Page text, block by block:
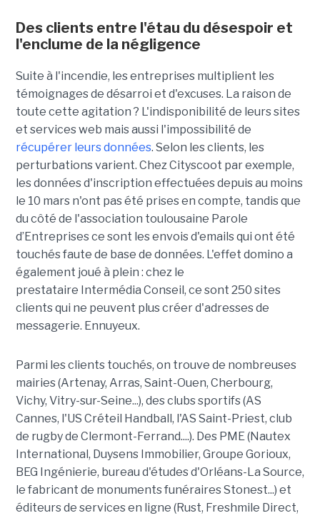
Des clients entre l'étau du désespoir et
l'enclume de la négligence
Suite à l'incendie, les entreprises multiplient les
témoignages de désarroi et d'excuses. La raison de
toute cette agitation ? L'indisponibilité de leurs sites
et services web mais aussi l'impossibilité de
récupérer leurs données. Selon les clients, les
perturbations varient. Chez Cityscoot par exemple,
les données d'inscription effectuées depuis au moins
le 10 mars n'ont pas été prises en compte, tandis que
du côté de l'association toulousaine Parole
d’Entreprises ce sont les envois d'emails qui ont été
touchés faute de base de données. L'effet domino a
également joué à plein : chez le
prestataire Intermédia Conseil, ce sont 250 sites
clients qui ne peuvent plus créer d'adresses de
messagerie. Ennuyeux.
Parmi les clients touchés, on trouve de nombreuses
mairies (Artenay, Arras, Saint-Ouen, Cherbourg,
Vichy, Vitry-sur-Seine...), des clubs sportifs (AS
Cannes, l'US Créteil Handball, l'AS Saint-Priest, club
de rugby de Clermont-Ferrand....). Des PME (Nautex
International, Duysens Immobilier, Groupe Gorioux,
BEG Ingénierie, bureau d'études d'Orléans-La Source,
le fabricant de monuments funéraires Stonest...) et
éditeurs de services en ligne (Rust, Freshmile Direct,